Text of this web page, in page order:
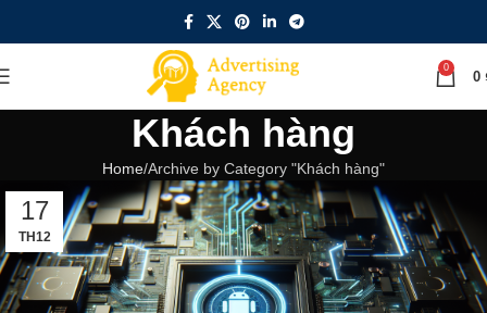
0
0
Khách hàng
Home Archive by Category "Khách hàng"
17
TH12